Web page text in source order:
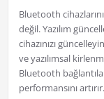
Bluetooth
değil. Yazılım
cihazınızı
ve yazılımsal
Bluetooth
performansını artırır.